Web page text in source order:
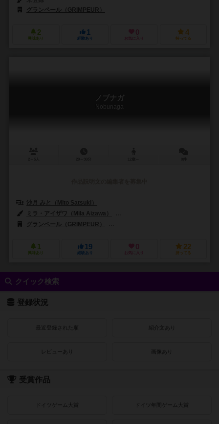
グランペール（GRIMPEUR）
2
興味あり
1
経験あり
0
お気に入り
4
持ってる
ノブナガ
Nobunaga
沙月 みと（Mito Satsuki）
ミラ・アイザワ（Mila Aizawa）
グランペール（GRIMPEUR）
1
興味あり
19
経験あり
0
お気に入り
22
持ってる
クイック検索
登録状況
最近登録された順 紹介文あり
レビューあり 画像あり
受賞作品
ドイツゲーム大賞 ドイツ年間ゲーム大賞